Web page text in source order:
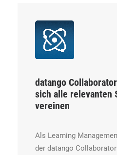
datango
sich alle relevanten
vereinen
Als Learning
der datango